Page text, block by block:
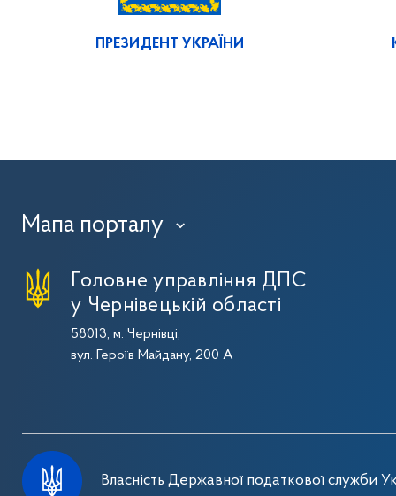
ПРЕЗИДЕНТ УКРАЇНИ
Мапа порталу ›
Головне управління ДПС
у Чернівецькій області
58013, м. Чернівці,
вул. Героїв Майдану, 200 А
Власність Державної податкової служби